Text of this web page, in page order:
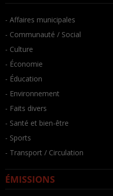
- Affaires municipales
- Communauté / Social
- Culture
- Économie
- Éducation
- Environnement
- Faits divers
- Santé et bien-être
- Sports
- Transport / Circulation
ÉMISSIONS